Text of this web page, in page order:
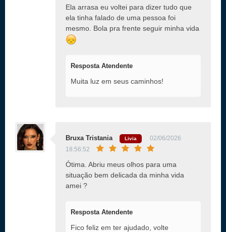
Ela arrasa eu voltei para dizer tudo que
ela tinha falado de uma pessoa foi
mesmo. Bola pra frente seguir minha vida
Resposta Atendente
Muita luz em seus caminhos!
Bruxa Tristania Livia
02/06/2026
18:56:52
Ótima. Abriu meus olhos para uma
situação bem delicada da minha vida
amei ?
Resposta Atendente
Fico feliz em ter ajudado, volte